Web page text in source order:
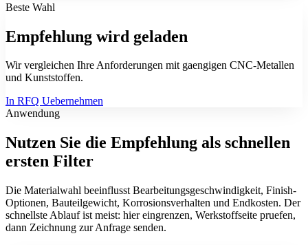
Beste Wahl
Empfehlung wird geladen
Wir vergleichen Ihre Anforderungen mit gaengigen CNC-Metallen
und Kunststoffen.
In RFQ Uebernehmen
Anwendung
Nutzen Sie die Empfehlung als schnellen
ersten Filter
Die Materialwahl beeinflusst Bearbeitungsgeschwindigkeit, Finish-
Optionen, Bauteilgewicht, Korrosionsverhalten und Endkosten. Der
schnellste Ablauf ist meist: hier eingrenzen, Werkstoffseite pruefen,
dann Zeichnung zur Anfrage senden.